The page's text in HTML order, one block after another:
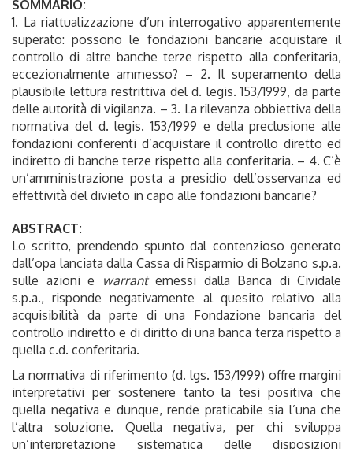
SOMMARIO:
1. La riattualizzazione d’un interrogativo apparentemente
superato: possono le fondazioni bancarie acquistare il
controllo di altre banche terze rispetto alla conferitaria,
eccezionalmente ammesso? – 2. Il superamento della
plausibile lettura restrittiva del d. legis. 153/1999, da parte
delle autorità di vigilanza. – 3. La rilevanza obbiettiva della
normativa del d. legis. 153/1999 e della preclusione alle
fondazioni conferenti d’acquistare il controllo diretto ed
indiretto di banche terze rispetto alla conferitaria. – 4. C’è
un’amministrazione posta a presidio dell’osservanza ed
effettività del divieto in capo alle fondazioni bancarie?
ABSTRACT:
Lo scritto, prendendo spunto dal contenzioso generato
dall’opa lanciata dalla Cassa di Risparmio di Bolzano s.p.a.
sulle azioni e
warrantemessi dalla Banca di Cividale
s.p.a., risponde negativamente al quesito relativo alla
acquisibilità da parte di una Fondazione bancaria del
controllo indiretto e di diritto di una banca terza rispetto a
quella c.d. conferitaria.
La normativa di riferimento (d. lgs. 153/1999) offre margini
interpretativi per sostenere tanto la tesi positiva che
quella negativa e dunque, rende praticabile sia l’una che
l’altra soluzione. Quella negativa, per chi sviluppa
un’interpretazione sistematica delle disposizioni